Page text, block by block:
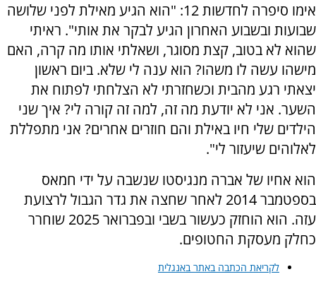
אימו סיפרה לחדשות 12: "הוא הגיע מאילת לפני שלושה
שבועות ובשבוע האחרון הגיע לבקר את אותי". ראיתי
שהוא לא בטוב, קצת מסוגר, ושאלתי אותו מה קרה, האם
מישהו עשה לו משהו? הוא ענה לי שלא. ביום ראשון
יצאתי רגע מהבית וכשחזרתי לא הצלחתי לפתוח את
השער. אני לא יודעת מה זה, למה זה קורה לי? איך שני
הילדים שלי חיו באילת והם חוזרים אחרים? אני מתפללת
לאלוהים שיעזור לי".
הוא אחיו של אברה מנגיסטו שנשבה על ידי חמאס
בספטמבר 2014 לאחר שחצה את גדר הגבול לרצועת
עזה. הוא הוחזק כעשור בשבי ובפברואר 2025 שוחרר
כחלק מעסקת החטופים.
לקריאת הכתבה באתר באנגלית